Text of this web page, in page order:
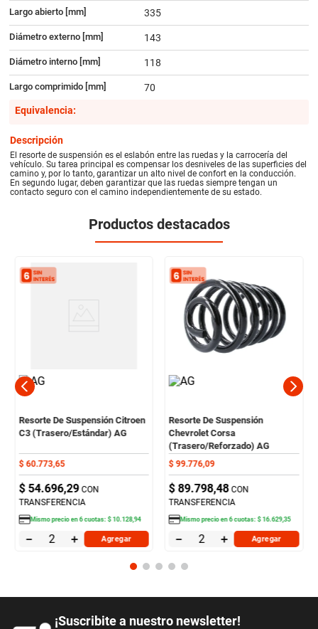
Largo abierto [mm] 335
Diámetro externo [mm] 143
Diámetro interno [mm] 118
Largo comprimido [mm]
70
Equivalencia:
Descripción
El resorte de suspensión es el eslabón entre las ruedas y la carrocería del
vehículo. Su tarea principal es compensar los desniveles de las superficies del
camino y, por lo tanto, garantizar un alto nivel de confort en la conducción.
En segundo lugar, deben garantizar que las ruedas siempre tengan un
contacto seguro con el camino independientemente de su estado.
Productos destacados
Resorte De Suspensión Citroen
C3 (Trasero/Estándar) AG
$ 60.773,65
$ 54.696,29 CON
TRANSFERENCIA
Mismo precio en6cuotas:$ 10.128,94
＋
－ Agregar
Resorte De Suspensión
Chevrolet Corsa
(Trasero/Reforzado) AG
$ 99.776,09
$ 89.798,48 CON
TRANSFERENCIA
Mismo precio en6cuotas:$ 16.629,35
＋
－ Agregar
¡Suscribite a nuestro newsletter!